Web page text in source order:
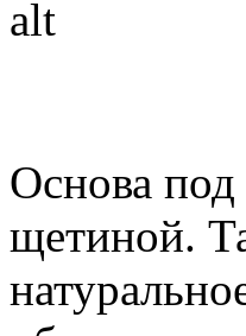
Основа
щетиной.